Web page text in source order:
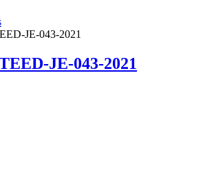
JE-043-2021
JE-043-2021